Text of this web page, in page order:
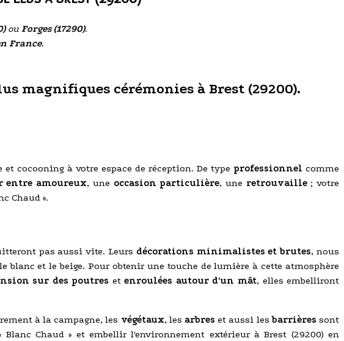
ou Forges (17290).
France.
magnifiques cérémonies à Brest (29200).
cocooning à votre espace de réception. De type professionnel comme
entre amoureux, une occasion particulière, une retrouvaille; votre
Chaud ».
pas aussi vite. Leurs décorations minimalistes et brutes, nous
et le beige. Pour obtenir une touche de lumière à cette atmosphère
sur des poutres etenroulées autour d'un mât, elles embelliront
à la campagne, les végétaux, les arbres et aussi lesbarrières sont
Chaud » et embellir l'environnement extérieur à Brest (29200) en